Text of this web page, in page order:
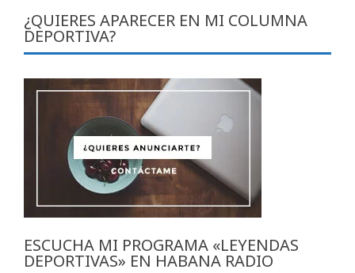
entradas
¿QUIERES APARECER EN MI COLUMNA
DEPORTIVA?
ESCUCHA MI PROGRAMA «LEYENDAS
DEPORTIVAS» EN HABANA RADIO